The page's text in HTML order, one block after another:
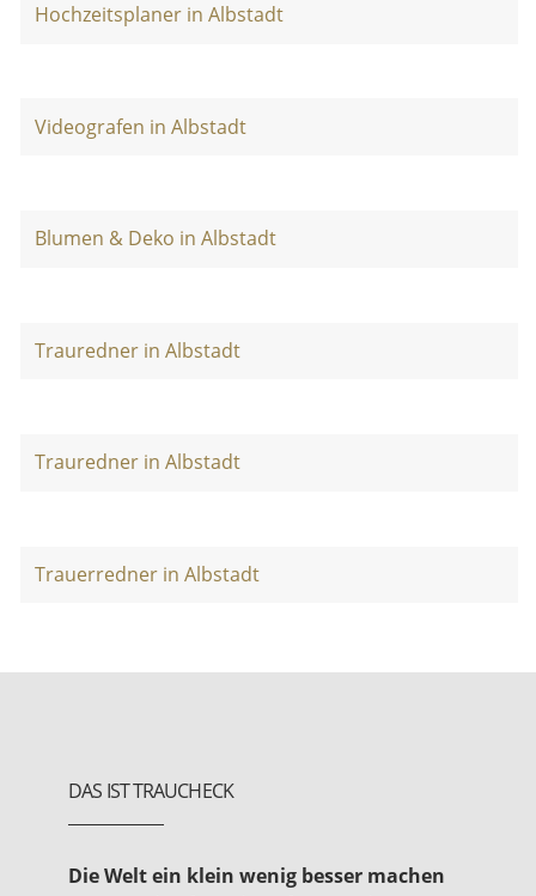
Hochzeitsplaner in Albstadt
Videografen in Albstadt
Blumen & Deko in Albstadt
Trauredner in Albstadt
Trauredner in Albstadt
Trauerredner in Albstadt
DAS IST TRAUCHECK
Die Welt ein klein wenig besser machen